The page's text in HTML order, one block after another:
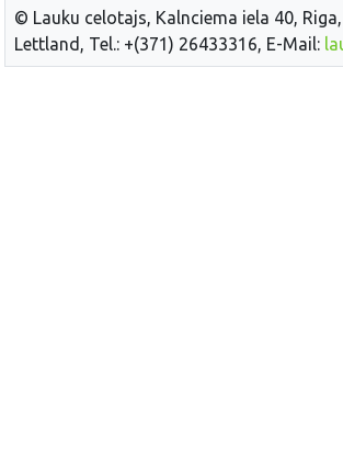
© Lauku celotajs, Kalnciema iela 40,
Lettland, Tel.: +(371) 26433316, E-Mail: